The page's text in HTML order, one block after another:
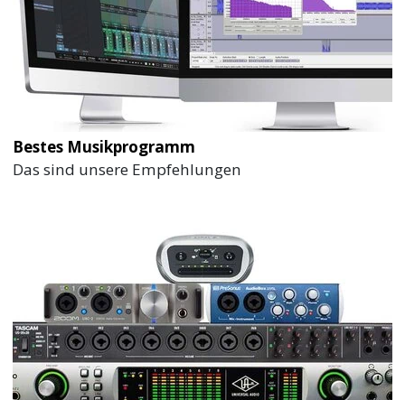
Bestes Musikprogramm
Das sind unsere Empfehlungen